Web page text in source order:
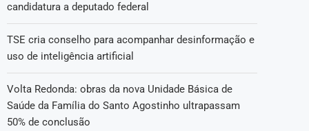
candidatura a deputado federal
TSE cria conselho para acompanhar desinformação e
uso de inteligência artificial
Volta Redonda: obras da nova Unidade Básica de
Saúde da Família do Santo Agostinho ultrapassam
50% de conclusão